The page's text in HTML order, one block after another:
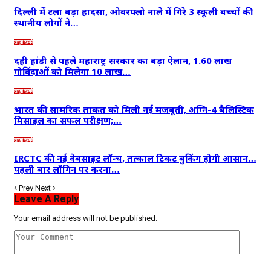
दिल्ली में टला बड़ा हादसा, ओवरफ्लो नाले में गिरे 3 स्कूली बच्चों की
स्थानीय लोगों ने…
ताज़ा खबरें
दही हांडी से पहले महाराष्ट्र सरकार का बड़ा ऐलान, 1.60 लाख
गोविंदाओं को मिलेगा 10 लाख…
ताज़ा खबरें
भारत की सामरिक ताकत को मिली नई मजबूती, अग्नि-4 बैलिस्टिक
मिसाइल का सफल परीक्षण;…
ताज़ा खबरें
IRCTC की नई वेबसाइट लॉन्च, तत्काल टिकट बुकिंग होगी आसान…
पहली बार लॉगिन पर करना…
Prev Next
Leave A Reply
Your email address will not be published.